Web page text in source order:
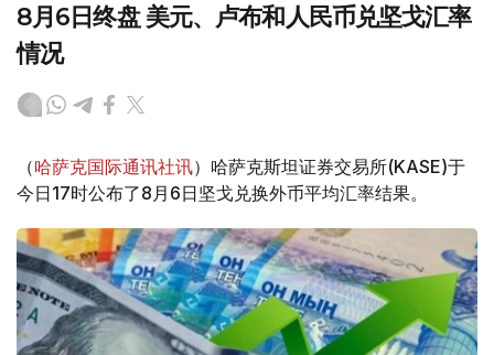
8月6日终盘 美元、卢布和人民币兑坚戈汇率
情况
（哈萨克国际通讯社讯）哈萨克斯坦证券交易所(KASE)于
今日17时公布了8月6日坚戈兑换外币平均汇率结果。